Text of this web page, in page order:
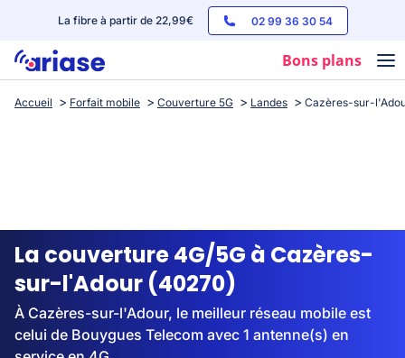
La fibre à partir de 22,99€ 02 99 36 30 54
Bons plans
Box internet
Streaming
Accueil Forfait mobile Couverture 5G Landes Cazères-sur-
La couverture 4G/5G à Cazères-
sur-l'Adour (40270)
À Cazères-sur-l'Adour, le meilleur réseau mobile est
celui de Bouygues Telecom avec 1 antenne(s) en